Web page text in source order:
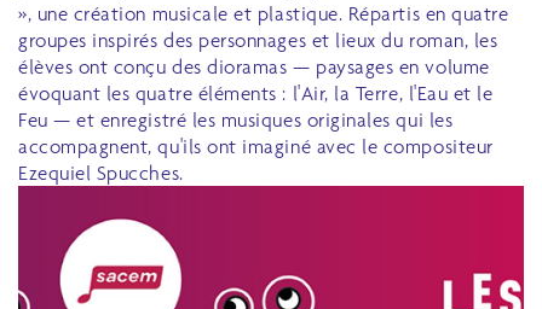
», une création musicale et plastique. Répartis en quatre
groupes inspirés des personnages et lieux du roman, les
élèves ont conçu des dioramas — paysages en volume
évoquant les quatre éléments : l'Air, la Terre, l'Eau et le
Feu — et enregistré les musiques originales qui les
accompagnent, qu'ils ont imaginé avec le compositeur
Ezequiel Spucches.